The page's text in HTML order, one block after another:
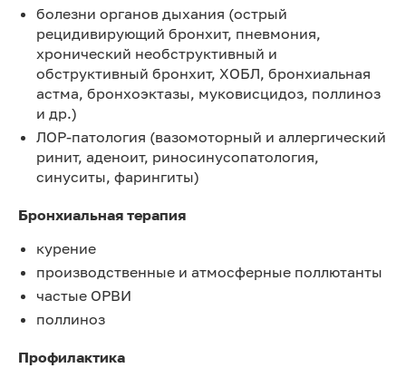
болезни органов дыхания (острый
рецидивирующий бронхит, пневмония,
хронический необструктивный и
обструктивный бронхит, ХОБЛ, бронхиальная
астма, бронхоэктазы, муковисцидоз, поллиноз
и др.)
ЛОР-патология (вазомоторный и аллергический
ринит, аденоит, риносинусопатология,
синуситы, фарингиты)
Бронхиальная терапия
курение
производственные и атмосферные поллютанты
частые ОРВИ
поллиноз
Профилактика